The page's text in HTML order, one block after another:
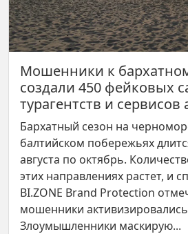
Мошенники к
создали 450 фейковых
турагентств и сервисов
Бархатный сезон на
балтийском побережьях
августа по октябрь.
этих направлениях растет, и
BI.ZONE Brand Protection
мошенники
Злоумышленники маскирую...